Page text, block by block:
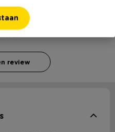
een geldig e-mail adres nodig
review